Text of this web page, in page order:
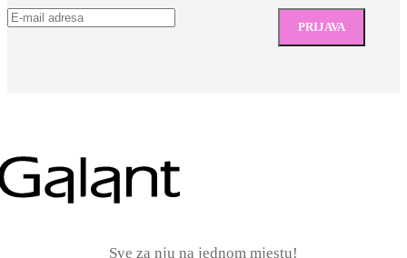
Sve za nju na jednom mjestu!